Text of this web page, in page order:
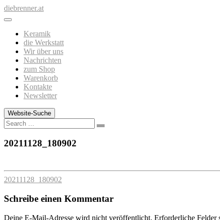
Zum
Inhalt
diebrenner.at
Keramik
die Werkstatt
Wir über uns
Nachrichten
zum Shop
Warenkorb
Kontakte
Newsletter
Website-Suche
Search
20211128_180902
20211128_180902
Schreibe einen Kommentar
Deine E-Mail-Adresse wird nicht veröffentlicht. Erforderliche Felder